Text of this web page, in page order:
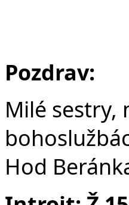
Pozdrav:
Milé sestry,
Hod